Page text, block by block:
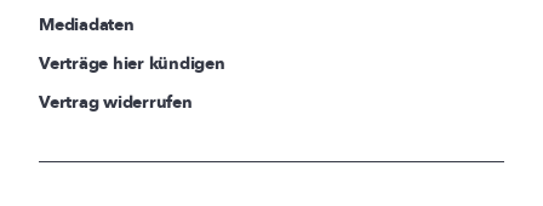
Mediadaten
Verträge hier kündigen
Vertrag widerrufen